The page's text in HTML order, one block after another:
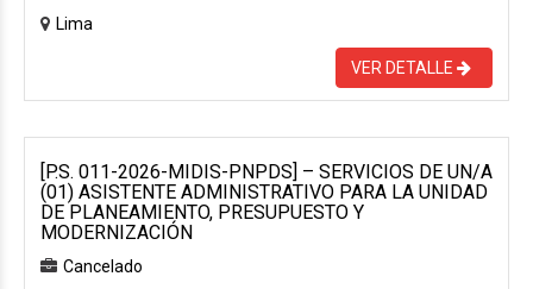
Lima
VER DETALLE
[P.S. 011-2026-MIDIS-PNPDS] – SERVICIOS DE UN/A
(01) ASISTENTE ADMINISTRATIVO PARA LA UNIDAD
DE PLANEAMIENTO, PRESUPUESTO Y
MODERNIZACIÓN
Cancelado